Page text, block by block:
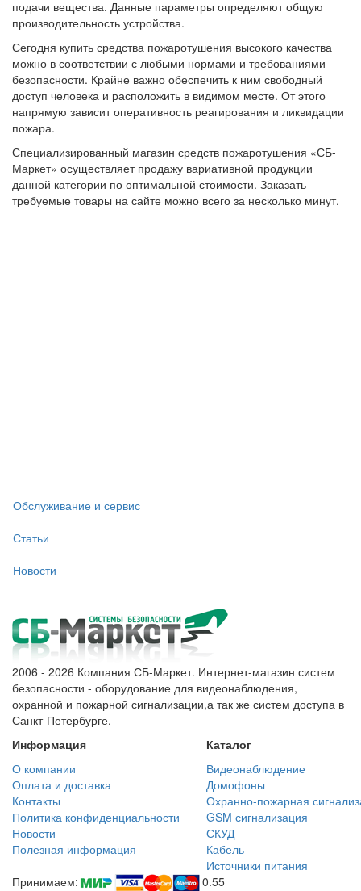
подачи вещества. Данные параметры определяют общую
производительность устройства.
Сегодня купить средства пожаротушения высокого качества
можно в соответствии с любыми нормами и требованиями
безопасности. Крайне важно обеспечить к ним свободный
доступ человека и расположить в видимом месте. От этого
напрямую зависит оперативность реагирования и ликвидации
пожара.
Специализированный магазин средств пожаротушения «СБ-
Маркет» осуществляет продажу вариативной продукции
данной категории по оптимальной стоимости. Заказать
требуемые товары на сайте можно всего за несколько минут.
Обслуживание и сервис
Статьи
Новости
2006 - 2026 Компания СБ-Маркет. Интернет-магазин систем
безопасности - оборудование для видеонаблюдения,
охранной и пожарной сигнализации,а так же систем доступа в
Санкт-Петербурге.
Информация
Каталог
О компании
Видеонаблюдение
Оплата и доставка
Домофоны
Контакты
Охранно-пожарная
Политика конфиденциальности
GSM сигнализация
Новости
СКУД
Полезная информация
Кабель
Источники питания
Принимаем:
0.55